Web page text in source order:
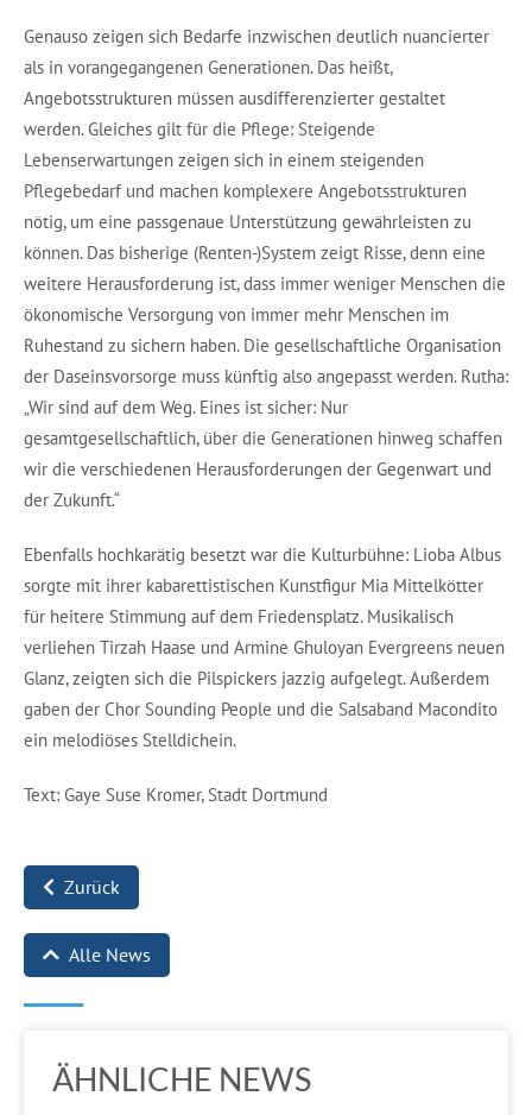
Genauso zeigen sich Bedarfe inzwischen deutlich nuancierter
als in vorangegangenen Generationen. Das heißt,
Angebotsstrukturen müssen ausdifferenzierter gestaltet
werden. Gleiches gilt für die Pflege: Steigende
Lebenserwartungen zeigen sich in einem steigenden
Pflegebedarf und machen komplexere Angebotsstrukturen
nötig, um eine passgenaue Unterstützung gewährleisten zu
können. Das bisherige (Renten-)System zeigt Risse, denn eine
weitere Herausforderung ist, dass immer weniger Menschen die
ökonomische Versorgung von immer mehr Menschen im
Ruhestand zu sichern haben. Die gesellschaftliche Organisation
der Daseinsvorsorge muss künftig also angepasst werden. Rutha:
„Wir sind auf dem Weg. Eines ist sicher: Nur
gesamtgesellschaftlich, über die Generationen hinweg schaffen
wir die verschiedenen Herausforderungen der Gegenwart und
der Zukunft.“
Ebenfalls hochkarätig besetzt war die Kulturbühne: Lioba Albus
sorgte mit ihrer kabarettistischen Kunstfigur Mia Mittelkötter
für heitere Stimmung auf dem Friedensplatz. Musikalisch
verliehen Tirzah Haase und Armine Ghuloyan Evergreens neuen
Glanz, zeigten sich die Pilspickers jazzig aufgelegt. Außerdem
gaben der Chor Sounding People und die Salsaband Macondito
ein melodiöses Stelldichein.
Text: Gaye Suse Kromer, Stadt Dortmund
Zurück
Alle News
ÄHNLICHE NEWS